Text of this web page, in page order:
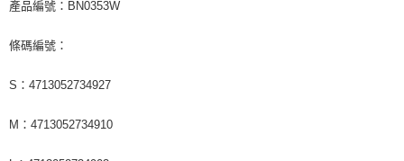
產品編號：BN0353W
條碼編號：
S：4713052734927
M：4713052734910